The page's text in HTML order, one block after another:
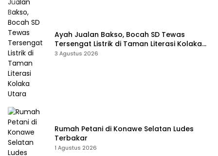
Ayah Jualan Bakso, Bocah SD Tewas
Tersengat Listrik di Taman Literasi Kolaka
Utara
3 Agustus 2026
Rumah Petani di Konawe Selatan Ludes
Terbakar
1 Agustus 2026